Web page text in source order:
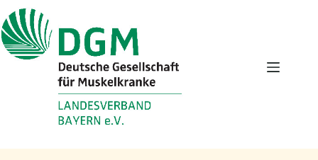
Inhalt
springen